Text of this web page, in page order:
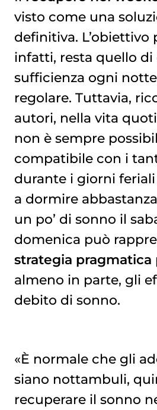
visto come una
definitiva. L’obiettivo
infatti, resta quello di
sufficienza ogni
regolare. Tuttavia,
autori, nella vita
non è sempre
compatibile con i
durante i giorni
a dormire
un po’ di sonno il
domenica può
strategia pragmatica
almeno in parte, gli
debito di sonno.
«È normale che gli
siano nottambuli,
recuperare il sonno